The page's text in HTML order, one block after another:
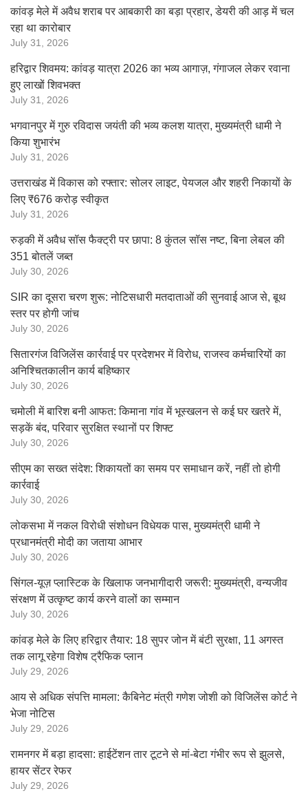
कांवड़ मेले में अवैध शराब पर आबकारी का बड़ा प्रहार, डेयरी की आड़ में चल
रहा था कारोबार
July 31, 2026
हरिद्वार शिवमय: कांवड़ यात्रा 2026 का भव्य आगाज़, गंगाजल लेकर रवाना
हुए लाखों शिवभक्त
July 31, 2026
भगवानपुर में गुरु रविदास जयंती की भव्य कलश यात्रा, मुख्यमंत्री धामी ने
किया शुभारंभ
July 31, 2026
उत्तराखंड में विकास को रफ्तार: सोलर लाइट, पेयजल और शहरी निकायों के
लिए ₹676 करोड़ स्वीकृत
July 31, 2026
रुड़की में अवैध सॉस फैक्ट्री पर छापा: 8 कुंतल सॉस नष्ट, बिना लेबल की
351 बोतलें जब्त
July 30, 2026
SIR का दूसरा चरण शुरू: नोटिसधारी मतदाताओं की सुनवाई आज से, बूथ
स्तर पर होगी जांच
July 30, 2026
सितारगंज विजिलेंस कार्रवाई पर प्रदेशभर में विरोध, राजस्व कर्मचारियों का
अनिश्चितकालीन कार्य बहिष्कार
July 30, 2026
चमोली में बारिश बनी आफत: किमाना गांव में भूस्खलन से कई घर खतरे में,
सड़कें बंद, परिवार सुरक्षित स्थानों पर शिफ्ट
July 30, 2026
सीएम का सख्त संदेश: शिकायतों का समय पर समाधान करें, नहीं तो होगी
कार्रवाई
July 30, 2026
लोकसभा में नकल विरोधी संशोधन विधेयक पास, मुख्यमंत्री धामी ने
प्रधानमंत्री मोदी का जताया आभार
July 30, 2026
सिंगल-यूज़ प्लास्टिक के खिलाफ जनभागीदारी जरूरी: मुख्यमंत्री, वन्यजीव
संरक्षण में उत्कृष्ट कार्य करने वालों का सम्मान
July 30, 2026
कांवड़ मेले के लिए हरिद्वार तैयार: 18 सुपर जोन में बंटी सुरक्षा, 11 अगस्त
तक लागू रहेगा विशेष ट्रैफिक प्लान
July 29, 2026
आय से अधिक संपत्ति मामला: कैबिनेट मंत्री गणेश जोशी को विजिलेंस कोर्ट ने
भेजा नोटिस
July 29, 2026
रामनगर में बड़ा हादसा: हाईटेंशन तार टूटने से मां-बेटा गंभीर रूप से झुलसे,
हायर सेंटर रेफर
July 29, 2026